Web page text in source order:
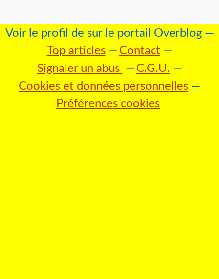
Voir le profil de sur le portail Overblog
Top articles
Contact
Signaler un abus
C.G.U.
Cookies et données personnelles
Préférences cookies